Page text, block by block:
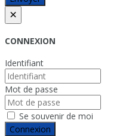
×
CONNEXION
Identifiant
Mot de passe
Se souvenir de moi
Connexion